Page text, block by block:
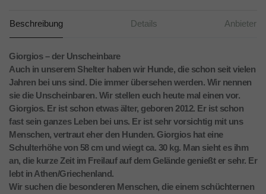
Beschreibung Details Anbieter
Giorgios – der Unscheinbare
Auch in unserem Shelter haben wir Hunde, die schon seit vielen
Jahren bei uns sind. Die immer übersehen werden. Wir nennen
sie die Unscheinbaren. Wir stellen euch heute mal einen vor.
Giorgios. Er ist schon etwas älter, geboren 2012. Er ist schon
fast sein ganzes Leben bei uns. Er ist sehr vorsichtig mit uns
Menschen, vertraut eher den Hunden. Giorgios hat eine
Schulterhöhe von 58 cm und wiegt ca. 30 kg. Man sieht es ihm
an, die kurze Zeit im Freilauf auf dem Gelände genießt er sehr. Er
lebt in Athen/Griechenland.
Wir suchen die besonderen Menschen, die einem schüchternen